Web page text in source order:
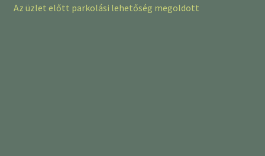
Az üzlet előtt parkolási lehetőség megoldott